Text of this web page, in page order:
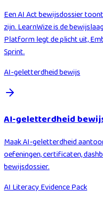
Een AI Act bewijsdossier
zijn. LearnWize is de
Platform legt de plicht uit,
Sprint.
AI-geletterdheid bewijs
AI-geletterdheid
Maak AI-geletterdheid
oefeningen, certificaten,
bewijsdossier.
AI Literacy Evidence Pack